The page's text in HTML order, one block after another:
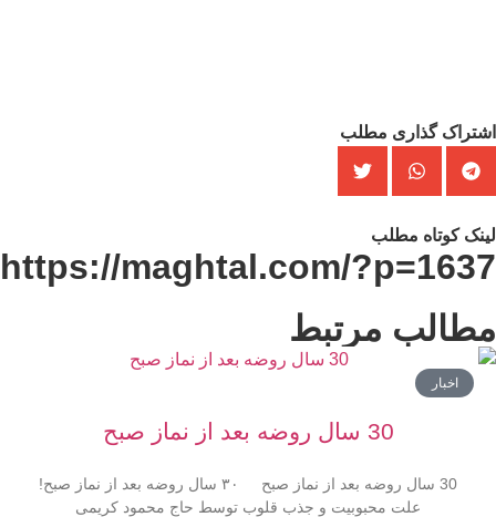
گذاری مطلب
کوتاه مطلب
https://maghtal.com/
مرتبط
اخبار
30 سال روضه بعد از نماز صبح
30 سال روضه بعد از نماز صبح ۳۰ سال روضه بعد از نماز صبح!
علت محبوبیت و جذب قلوب توسط حاج محمود کریمی